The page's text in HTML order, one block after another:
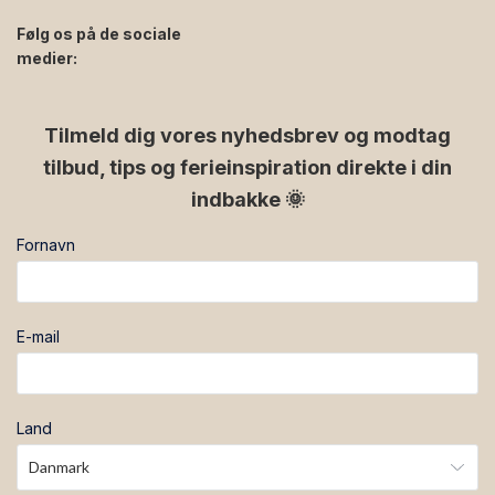
Følg os på de sociale
medier:
Tilmeld dig vores nyhedsbrev og modtag
tilbud, tips og ferieinspiration direkte i din
indbakke 🌞
Fornavn
E-mail
Land